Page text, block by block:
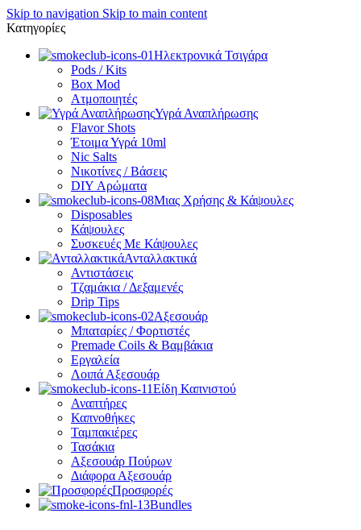
Skip to navigation Skip to main content
Κατηγορίες
Ηλεκτρονικά Τσιγάρα
Pods / Kits
Box Mod
Ατμοποιητές
Υγρά Αναπλήρωσης
Flavor Shots
Έτοιμα Υγρά 10ml
Nic Salts
Νικοτίνες / Βάσεις
DIY Αρώματα
Μιας Χρήσης & Κάψουλες
Disposables
Κάψουλες
Συσκευές Με Κάψουλες
Ανταλλακτικά
Αντιστάσεις
Τζαμάκια / Δεξαμενές
Drip Tips
Αξεσουάρ
Μπαταρίες / Φορτιστές
Premade Coils & Βαμβάκια
Εργαλεία
Λοιπά Αξεσουάρ
Είδη Καπνιστού
Αναπτήρες
Καπνοθήκες
Ταμπακιέρες
Τασάκια
Αξεσουάρ Πούρων
Διάφορα Αξεσουάρ
Προσφορές
Bundles